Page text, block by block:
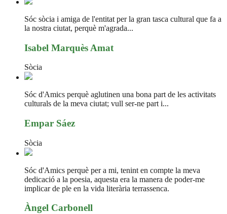
Sóc sòcia i amiga de l'entitat per la gran tasca cultural que fa a
la nostra ciutat, perquè m'agrada...
Isabel Marquès Amat
Sòcia
Sóc d'Amics perquè aglutinen una bona part de les activitats
culturals de la meva ciutat; vull ser-ne part i...
Empar Sáez
Sòcia
Sóc d'Amics perquè per a mi, tenint en compte la meva
dedicació a la poesia, aquesta era la manera de poder-me
implicar de ple en la vida literària terrassenca.
Àngel Carbonell